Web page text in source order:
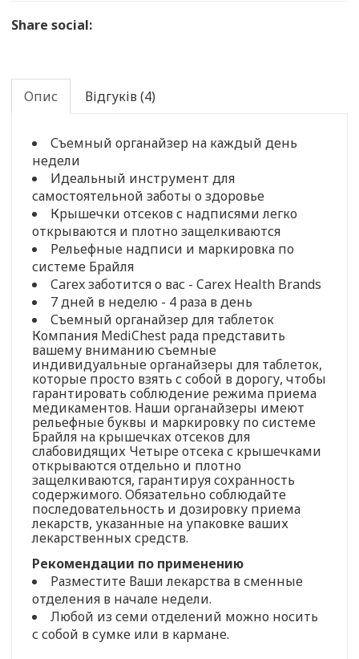
Share social:
Опис Відгуків (4)
Съемный органайзер на каждый день
недели
Идеальный инструмент для
самостоятельной заботы о здоровье
Крышечки отсеков с надписями легко
открываются и плотно защелкиваются
Рельефные надписи и маркировка по
системе Брайля
Carex заботится о вас - Carex Health Brands
7 дней в неделю - 4 раза в день
Съемный органайзер для таблеток
Компания MediChest рада представить
вашему вниманию съемные
индивидуальные органайзеры для таблеток,
которые просто взять с собой в дорогу, чтобы
гарантировать соблюдение режима приема
медикаментов. Наши органайзеры имеют
рельефные буквы и маркировку по системе
Брайля на крышечках отсеков для
слабовидящих Четыре отсека с крышечками
открываются отдельно и плотно
защелкиваются, гарантируя сохранность
содержимого. Обязательно соблюдайте
последовательность и дозировку приема
лекарств, указанные на упаковке ваших
лекарственных средств.
Рекомендации по применению
Разместите Ваши лекарства в сменные
отделения в начале недели.
Любой из семи отделений можно носить
с собой в сумке или в кармане.